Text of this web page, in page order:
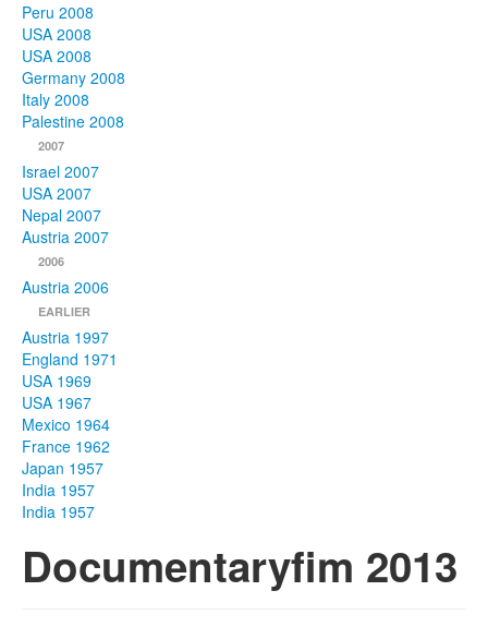
Peru 2008
USA 2008
USA 2008
Germany 2008
Italy 2008
Palestine 2008
2007
Israel 2007
USA 2007
Nepal 2007
Austria 2007
2006
Austria 2006
EARLIER
Austria 1997
England 1971
USA 1969
USA 1967
Mexico 1964
France 1962
Japan 1957
India 1957
India 1957
Documentaryfim 2013